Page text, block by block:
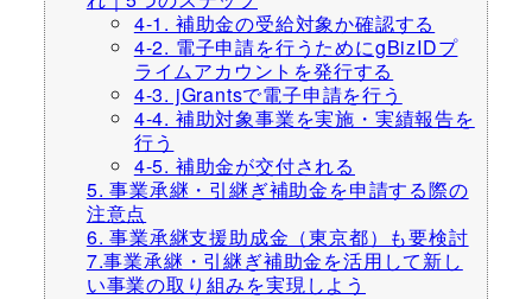
4-1. 補助金の受給対象か確認する
4-2. 電子申請を行うためにgBizIDプ
ライムアカウントを発行する
4-3. jGrantsで電子申請を行う
4-4. 補助対象事業を実施・実績報告を
行う
4-5. 補助金が交付される
5. 事業承継・引継ぎ補助金を申請する際の
注意点
6. 事業承継支援助成金（東京都）も要検討
7.事業承継・引継ぎ補助金を活用して新し
い事業の取り組みを実現しよう